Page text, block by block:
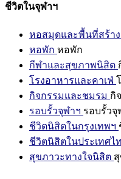
ชีวิตในจุฬาฯ
หอสมุดและพื้นที่สร้า
หอพัก หอพัก
กีฬาและสุขภาพนิสิต
โรงอาหารและคาเฟ่
กิจกรรมและชมรม กิ
รอบรั้วจุฬาฯ รอบรั้วจุ
ชีวิตนิสิตในกรุงเทพฯ
ชีวิตนิสิตในประเทศไ
สุขภาวะทางใจนิสิต